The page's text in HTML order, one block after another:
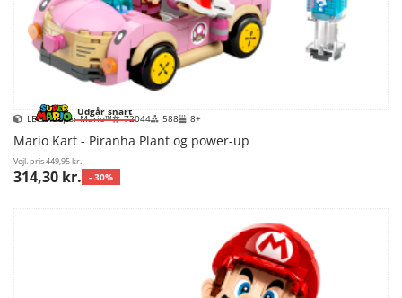
Udgår snart
LEGO Super Mario™ 72044 588 8+
Mario Kart - Piranha Plant og power-up
Vejl. pris449,95 kr.
314,30 kr. - 30%